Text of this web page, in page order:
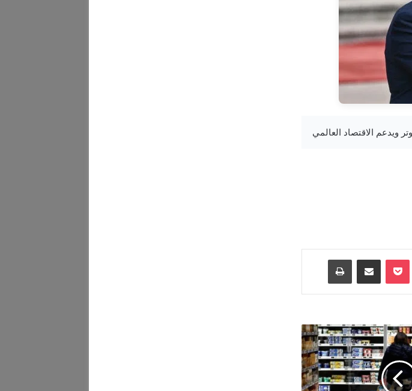
‫Pocket مشاركة عبر البريد طباعة